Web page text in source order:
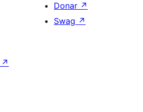
Donar ↗
Swag ↗
↗